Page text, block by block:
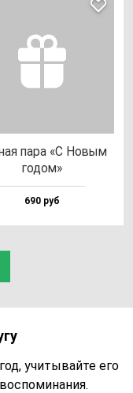
па­ра «С Новым
го­дом»
690 руб
учитывайте его